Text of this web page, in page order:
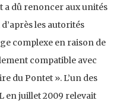
a dû renoncer aux unités
les autorités
complexe en raison de
compatible avec
du Pontet ». L’un des
en juillet 2009 relevait